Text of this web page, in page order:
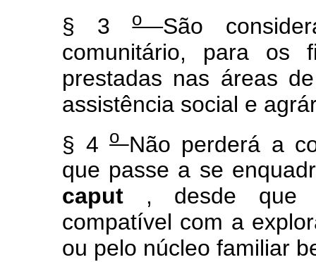
§ 3o São
comunitário, para os
prestadas nas áreas
assistência social e
§ 4o Não perderá a
que passe a se
caput , desde que
compatível com a
ou pelo núcleo familiar